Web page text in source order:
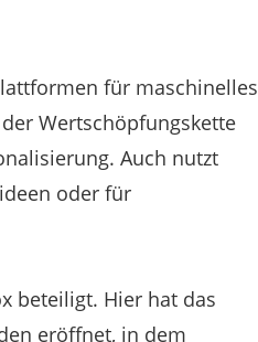
für maschinelles
Wertschöpfungskette
Auch nutzt
oder für
beteiligt. Hier hat das
eröffnet, in dem